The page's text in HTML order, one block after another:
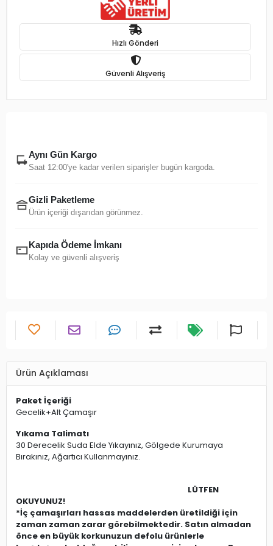
Hızlı Gönderi
Güvenli Alışveriş
Aynı Gün Kargo
Saat 12:00'ye kadar verilen siparişler bugün kargoda.
Gizli Paketleme
Ürün içeriği dışarıdan görünmez.
Kapıda Ödeme İmkanı
Kolay ve güvenli alışveriş
Ürün Açıklaması
Paket İçeriği
Gecelik+Alt Çamaşır
Yıkama Talimatı
30 Derecelik Suda Elde Yıkayınız, Gölgede Kurumaya
Bırakınız, Ağartıcı Kullanmayınız.
LÜTFEN
OKUYUNUZ!
*İç çamaşırları hassas maddelerden üretildiği için
zaman zaman zarar görebilmektedir. Satın almadan
önce en büyük korkunuzun defolu ürünlerle